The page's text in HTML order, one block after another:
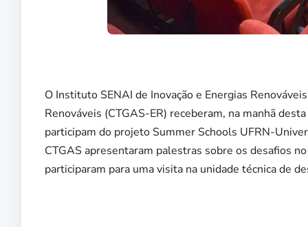
O Instituto SENAI de Inovação e Energias
Renováveis (CTGAS-ER) receberam, na manhã
participam do projeto Summer Schools UFRN-
CTGAS apresentaram palestras sobre os desafios
participaram para uma visita na unidade técnica de